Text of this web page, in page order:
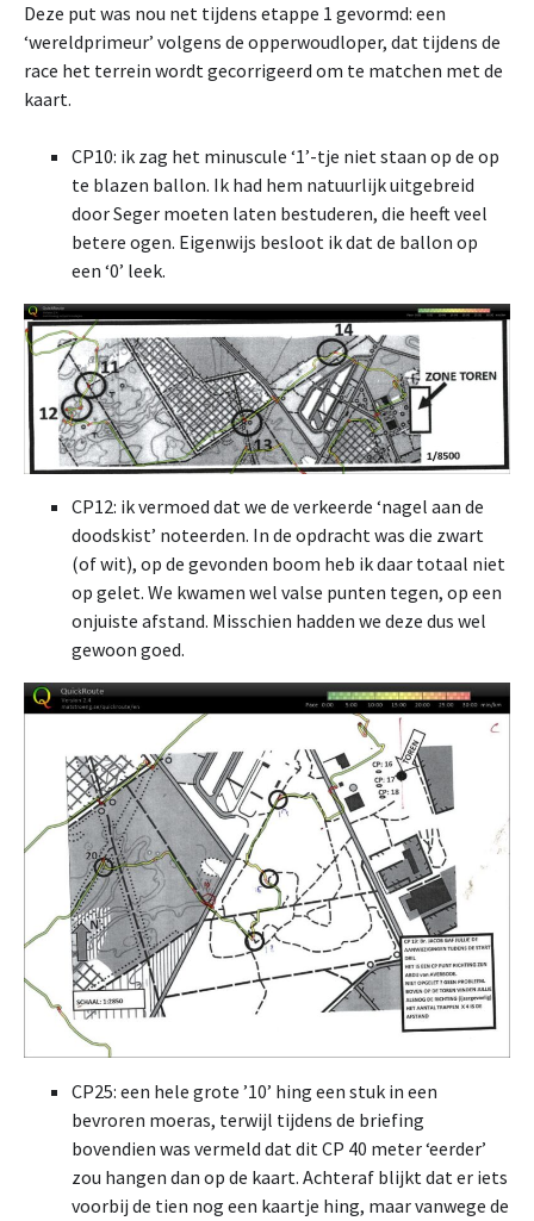
Deze put was nou net tijdens etappe 1 gevormd: een
‘wereldprimeur’ volgens de opperwoudloper, dat tijdens de
race het terrein wordt gecorrigeerd om te matchen met de
kaart.
CP10: ik zag het minuscule ‘1’-tje niet staan op de op
te blazen ballon. Ik had hem natuurlijk uitgebreid
door Seger moeten laten bestuderen, die heeft veel
betere ogen. Eigenwijs besloot ik dat de ballon op
een ‘0’ leek.
CP12: ik vermoed dat we de verkeerde ‘nagel aan de
doodskist’ noteerden. In de opdracht was die zwart
(of wit), op de gevonden boom heb ik daar totaal niet
op gelet. We kwamen wel valse punten tegen, op een
onjuiste afstand. Misschien hadden we deze dus wel
gewoon goed.
CP25: een hele grote ’10’ hing een stuk in een
bevroren moeras, terwijl tijdens de briefing
bovendien was vermeld dat dit CP 40 meter ‘eerder’
zou hangen dan op de kaart. Achteraf blijkt dat er iets
voorbij de tien nog een kaartje hing, maar vanwege de